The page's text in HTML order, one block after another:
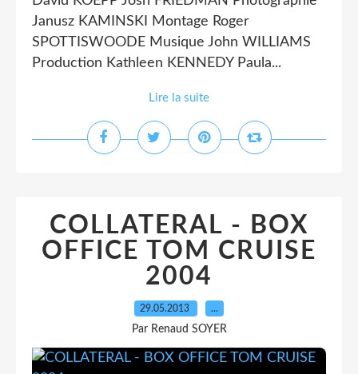
Janusz KAMINSKI Montage Roger
SPOTTISWOODE Musique John WILLIAMS
Production Kathleen KENNEDY Paula...
Lire la suite
COLLATERAL - BOX
OFFICE TOM CRUISE
2004
29.05.2013 …
Par Renaud SOYER